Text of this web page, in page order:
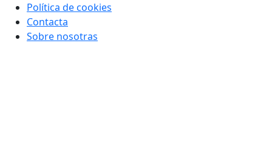
Política de cookies
Contacta
Sobre nosotras